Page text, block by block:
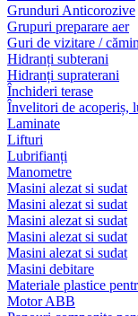
Grunduri Anticorozive
Grupuri preparare aer
Guri de vizitare /
Hidranți subterani
Hidranți supraterani
Închideri terase
Învelitori de acoperiș,
Laminate
Lifturi
Lubrifianți
Manometre
Masini alezat si sudat
Masini alezat si sudat
Masini alezat si sudat
Masini alezat si sudat
Masini alezat si sudat
Masini debitare
Materiale plastice
Motor ABB